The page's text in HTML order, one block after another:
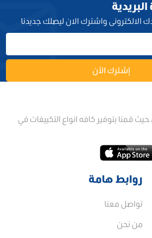
الالكترونى واشترك الان ليصلك جديدنا
إشترك الأن
حيث قمنا بتوفير كافه انواع التكييفات في
روابط هامة
تواصل معنا
من نحن